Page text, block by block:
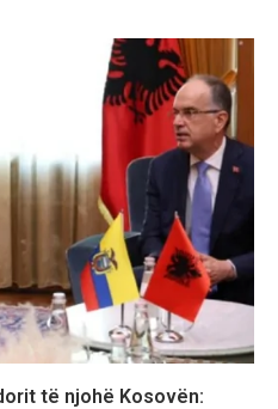
të njohë Kosovën: